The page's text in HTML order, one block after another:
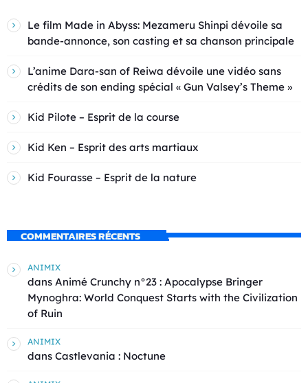
Le film Made in Abyss: Mezameru Shinpi dévoile sa
bande-annonce, son casting et sa chanson principale
L’anime Dara-san of Reiwa dévoile une vidéo sans
crédits de son ending spécial « Gun Valsey’s Theme »
Kid Pilote – Esprit de la course
Kid Ken – Esprit des arts martiaux
Kid Fourasse – Esprit de la nature
COMMENTAIRES RÉCENTS
ANIMIX
dans Animé Crunchy n°23 : Apocalypse Bringer
Mynoghra: World Conquest Starts with the Civilization
of Ruin
ANIMIX
dans Castlevania : Noctune